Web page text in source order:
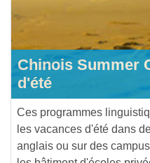
Chinois Summer
d'été
Ces programmes
les vacances d'été dans
anglais ou sur des